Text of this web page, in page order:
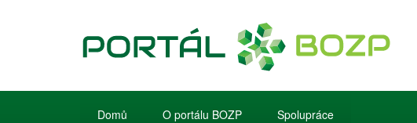
Domů O portálu BOZP Spolupráce